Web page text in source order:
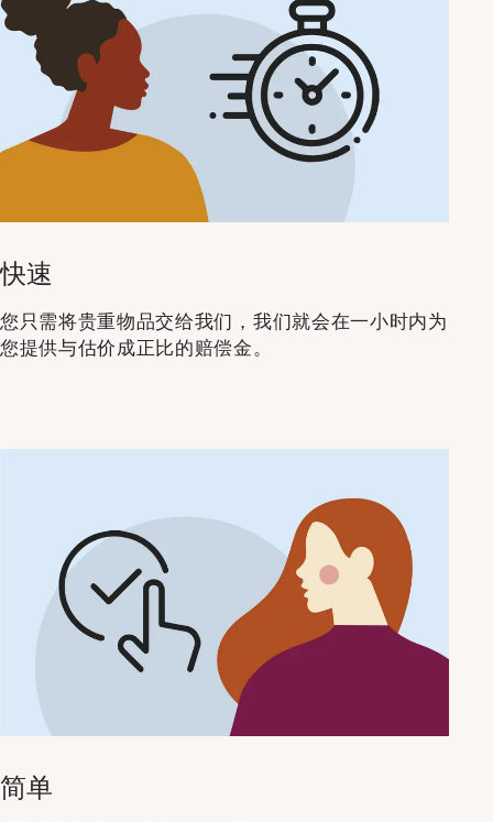
快速
您只需将贵重物品交给我们，我们就会在一小时内为
您提供与估价成正比的赔偿金。
简单